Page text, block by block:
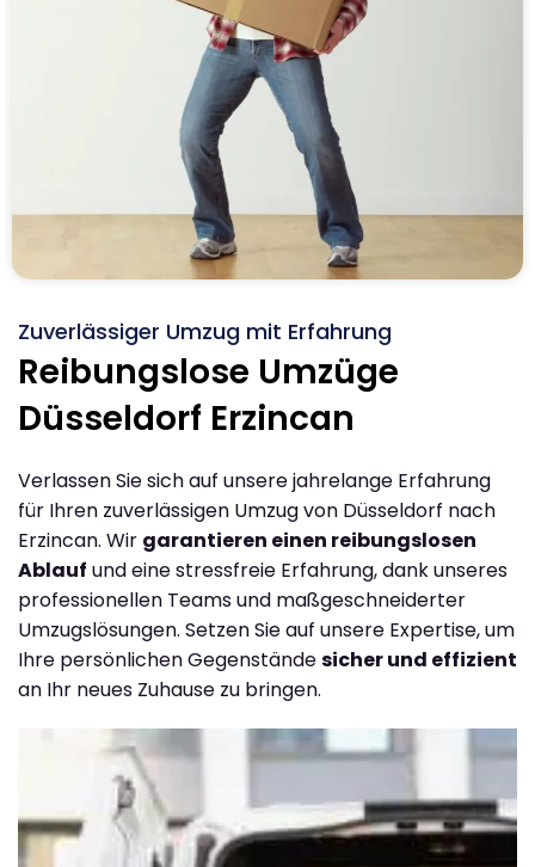
Zuverlässiger Umzug mit Erfahrung
Reibungslose Umzüge
Düsseldorf Erzincan
Verlassen Sie sich auf unsere jahrelange Erfahrung
für Ihren zuverlässigen Umzug von Düsseldorf nach
Erzincan. Wir garantieren einen reibungslosen
Ablauf und eine stressfreie Erfahrung, dank unseres
professionellen Teams und maßgeschneiderter
Umzugslösungen. Setzen Sie auf unsere Expertise, um
Ihre persönlichen Gegenständesicher und effizient
an Ihr neues Zuhause zu bringen.